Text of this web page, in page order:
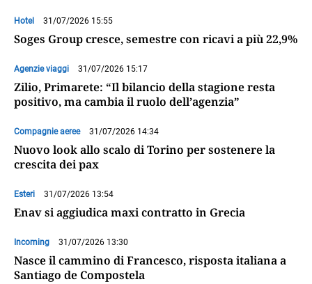
Hotel 31/07/2026 15:55
Soges Group cresce, semestre con ricavi a più 22,9%
Agenzie viaggi 31/07/2026 15:17
Zilio, Primarete: “Il bilancio della stagione resta
positivo, ma cambia il ruolo dell’agenzia”
Compagnie aeree 31/07/2026 14:34
Nuovo look allo scalo di Torino per sostenere la
crescita dei pax
Esteri 31/07/2026 13:54
Enav si aggiudica maxi contratto in Grecia
Incoming 31/07/2026 13:30
Nasce il cammino di Francesco, risposta italiana a
Santiago de Compostela